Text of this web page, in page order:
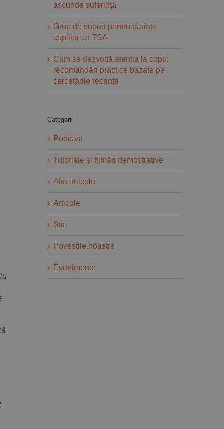
ascunde suferința
Grup de suport pentru părinții
copiilor cu TSA
Cum se dezvoltă atenția la copii:
recomandări practice bazate pe
cercetările recente
Categorii
Podcast
Tutoriale și filmări demostrative
Alte articole
Articole
Știri
Povestile noastre
Evenimente